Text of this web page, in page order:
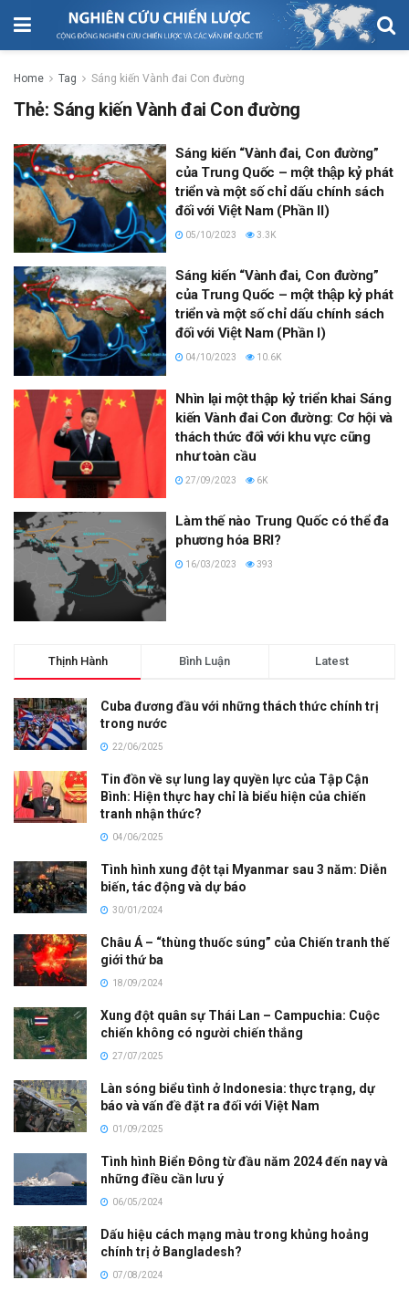
Home Tag Sáng kiến Vành đai Con đường
Thẻ: Sáng kiến Vành đai Con đường
Sáng kiến “Vành đai, Con đường”
của Trung Quốc – một thập kỷ phát
triển và một số chỉ dấu chính sách
đối với Việt Nam (Phần II)
05/10/2023 3.3K
Sáng kiến “Vành đai, Con đường”
của Trung Quốc – một thập kỷ phát
triển và một số chỉ dấu chính sách
đối với Việt Nam (Phần I)
04/10/2023 10.6K
Nhìn lại một thập kỷ triển khai Sáng
kiến Vành đai Con đường: Cơ hội và
thách thức đối với khu vực cũng
như toàn cầu
27/09/2023 6K
Làm thế nào Trung Quốc có thể đa
phương hóa BRI?
16/03/2023 393
Thịnh Hành Bình Luận Latest
Cuba đương đầu với những thách thức chính trị
trong nước
22/06/2025
Tin đồn về sự lung lay quyền lực của Tập Cận
Bình: Hiện thực hay chỉ là biểu hiện của chiến
tranh nhận thức?
04/06/2025
Tình hình xung đột tại Myanmar sau 3 năm: Diễn
biến, tác động và dự báo
30/01/2024
Châu Á – “thùng thuốc súng” của Chiến tranh thế
giới thứ ba
18/09/2024
Xung đột quân sự Thái Lan – Campuchia: Cuộc
chiến không có người chiến thắng
27/07/2025
Làn sóng biểu tình ở Indonesia: thực trạng, dự
báo và vấn đề đặt ra đối với Việt Nam
01/09/2025
Tình hình Biển Đông từ đầu năm 2024 đến nay và
những điều cần lưu ý
06/05/2024
Dấu hiệu cách mạng màu trong khủng hoảng
chính trị ở Bangladesh?
07/08/2024